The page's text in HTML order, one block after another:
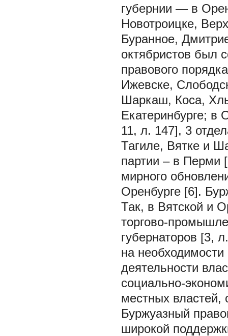
губернии — в
Новотроицке,
Буранное,
октябристов был
правового
Ижевске,
Шаркаш, Коса,
Екатеринбурге; в
11, л. 147], 3
Тагиле, Вятке и
партии – в Перми
мирного
Оренбурге [6].
Так, в Вятской и
торгово-
губернаторов [3,
на
деятельности
социально-
местных властей,
Буржуазный
широкой